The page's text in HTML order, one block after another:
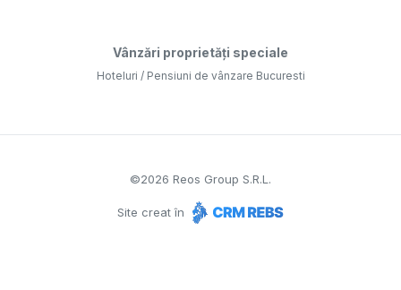
Vânzări proprietăți speciale
Hoteluri / Pensiuni de vânzare Bucuresti
©2026 Reos Group S.R.L.
Site creat în